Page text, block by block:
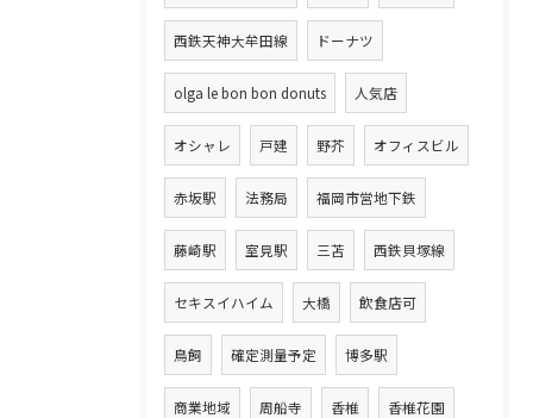
西鉄天神大牟田線 ドーナツ
olga le bon bon donuts 人気店
オシャレ 戸建 野芥 オフィスビル
赤坂駅 法務局 福岡市営地下鉄
藤崎駅 室見駅 三苫 西鉄貝塚線
セキスイハイム 大橋 飲食店可
鳥飼 確定測量予定 博多駅
商業地域 周船寺 香椎 香椎花園